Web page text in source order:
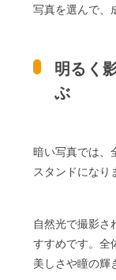
写真を選んで、
明るく
ぶ
暗い写真では、
スタンドになり
自然光で撮影さ
すすめです。全
美しさや瞳の輝